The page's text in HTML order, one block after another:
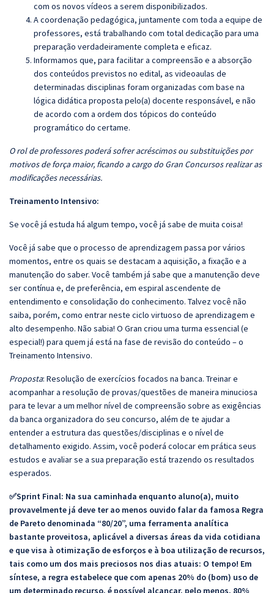
com os novos vídeos a serem disponibilizados.
A coordenação pedagógica, juntamente com toda a equipe de
professores, está trabalhando com total dedicação para uma
preparação verdadeiramente completa e eficaz.
Informamos que, para facilitar a compreensão e a absorção
dos conteúdos previstos no edital, as videoaulas de
determinadas disciplinas foram organizadas com base na
lógica didática proposta pelo(a) docente responsável, e não
de acordo com a ordem dos tópicos do conteúdo
programático do certame.
O rol de professores poderá sofrer acréscimos ou substituições por
motivos de força maior, ficando a cargo do Gran Concursos realizar as
modificações necessárias.
Treinamento Intensivo:
Se você já estuda há algum tempo, você já sabe de muita coisa!
Você já sabe que o processo de aprendizagem passa por vários
momentos, entre os quais se destacam a aquisição, a fixação e a
manutenção do saber. Você também já sabe que a manutenção deve
ser contínua e, de preferência, em espiral ascendente de
entendimento e consolidação do conhecimento. Talvez você não
saiba, porém, como entrar neste ciclo virtuoso de aprendizagem e
alto desempenho. Não sabia! O Gran criou uma turma essencial (e
especial!) para quem já está na fase de revisão do conteúdo – o
Treinamento Intensivo.
Proposta: Resolução de exercícios focados na banca. Treinar e
acompanhar a resolução de provas/questões de maneira minuciosa
para te levar a um melhor nível de compreensão sobre as exigências
da banca organizadora do seu concurso, além de te ajudar a
entender a estrutura das questões/disciplinas e o nível de
detalhamento exigido. Assim, você poderá colocar em prática seus
estudos e avaliar se a sua preparação está trazendo os resultados
esperados.
✅Sprint Final: Na sua caminhada enquanto aluno(a), muito
provavelmente já deve ter ao menos ouvido falar da famosa Regra
de Pareto denominada “80/20”, uma ferramenta analítica
bastante proveitosa, aplicável a diversas áreas da vida cotidiana
e que visa à otimização de esforços e à boa utilização de recursos,
tais como um dos mais preciosos nos dias atuais: O tempo! Em
síntese, a regra estabelece que com apenas 20% do (bom) uso de
um determinado recurso, é possível alcançar, pelo menos, 80%